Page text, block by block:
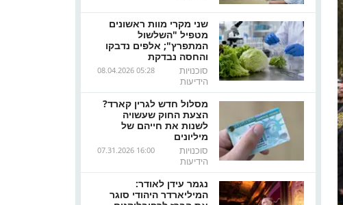
שני מקרי מוות ראשונים
מטפיל "השלשול
המתפרץ"; אלפים נדבקו
והחסה נבדקת
08.04.2026 05:28
סוכנויות
הידיעות
מסלול חדש לגרין קארד?
הצעת החוק שעשויה
לשנות את חייהם של
מיליונים
07.31.2026 16:00
סוכנויות
הידיעות
נגמר עידן לאודר:
המיליארדר היהודי סוגר